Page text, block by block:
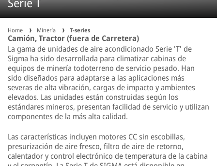
Home Minería T-series
Camión, Tractor (fuera de Carretera)
La gama de unidades de aire acondicionado Serie 'T' de
Sigma ha sido desarrollada para climatizar cabinas de
equipos de minería todoterreno de servicio pesado. Han
sido diseñados para adaptarse a las aplicaciones más
severas de alta vibración, cargas de impacto y ambientes
elevados. Las unidades están construidas según los
estándares mineros, presentan facilidad de servicio y utilizan
componentes de la más alta calidad.
Las características incluyen motores CC sin escobillas,
presurización de aire fresco, filtro de aire de retorno,
calentador y control electrónico de temperatura de la cabina